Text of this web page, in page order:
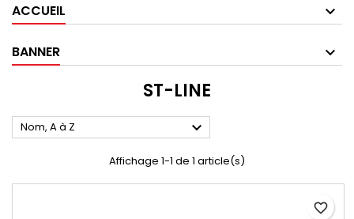
ACCUEIL
BANNER
ST-LINE
Nom, A à Z 
Affichage 1-1 de 1 article(s)
favorite_border